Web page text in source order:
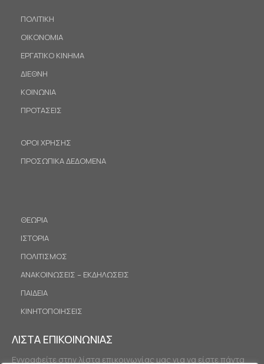
ΠΟΛΙΤΙΚΗ
ΟΙΚΟΝΟΜΙΑ
ΕΡΓΑΤΙΚΟ ΚΙΝΗΜΑ
ΔΙΕΘΝΗ
ΚΟΙΝΩΝΙΑ
ΠΡΟΤΑΣΕΙΣ
ΟΡΟΙ ΧΡΗΣΗΣ
ΠΡΟΣΩΠΙΚΑ ΔΕΔΟΜΕΝΑ
ΘΕΩΡΙΑ
ΙΣΤΟΡΙΑ
ΠΟΛΙΤΙΣΜΟΣ
ΑΝΑΚΟΙΝΩΣΕΙΣ – ΕΚΔΗΛΩΣΕΙΣ
ΠΑΙΔΕΙΑ
ΚΙΝΗΤΟΠΟΙΗΣΕΙΣ
ΛΙΣΤΑ ΕΠΙΚΟΙΝΩΝΙΑΣ
Εγγραφείτε στην λίστα επικοινωνίας μας για να είστε πάντα